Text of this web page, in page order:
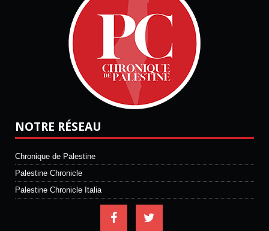
NOTRE RÉSEAU
Chronique de Palestine
Palestine Chronicle
Palestine Chronicle Italia